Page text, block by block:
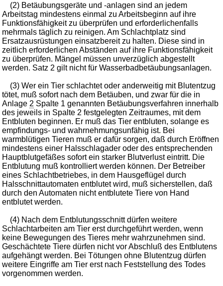
(2) Betäubungsgeräte und -anlagen sind an jedem
Arbeitstag mindestens einmal zu Arbeitsbeginn auf ihre
Funktionsfähigkeit zu überprüfen und erforderlichenfalls
mehrmals täglich zu reinigen. Am Schlachtplatz sind
Ersatzausrüstungen einsatzbereit zu halten. Diese sind in
zeitlich erforderlichen Abständen auf ihre Funktionsfähigkeit
zu überprüfen. Mängel müssen unverzüglich abgestellt
werden. Satz 2 gilt nicht für Wasserbadbetäubungsanlagen.
(3) Wer ein Tier schlachtet oder anderweitig mit Blutentzug
tötet, muß sofort nach dem Betäuben, und zwar für die in
Anlage 2 Spalte 1 genannten Betäubungsverfahren innerhalb
des jeweils in Spalte 2 festgelegten Zeitraumes, mit dem
Entbluten beginnen. Er muß das Tier entbluten, solange es
empfindungs- und wahrnehmungsunfähig ist. Bei
warmblütigen Tieren muß er dafür sorgen, daß durch Eröffnen
mindestens einer Halsschlagader oder des entsprechenden
Hauptblutgefäßes sofort ein starker Blutverlust eintritt. Die
Entblutung muß kontrolliert werden können. Der Betreiber
eines Schlachtbetriebes, in dem Hausgeflügel durch
Halsschnittautomaten entblutet wird, muß sicherstellen, daß
durch den Automaten nicht entblutete Tiere von Hand
entblutet werden.
(4) Nach dem Entblutungsschnitt dürfen weitere
Schlachtarbeiten am Tier erst durchgeführt werden, wenn
keine Bewegungen des Tieres mehr wahrzunehmen sind.
Geschächtete Tiere dürfen nicht vor Abschluß des Entblutens
aufgehängt werden. Bei Tötungen ohne Blutentzug dürfen
weitere Eingriffe am Tier erst nach Feststellung des Todes
vorgenommen werden.